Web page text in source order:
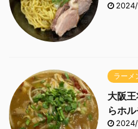
ラーメ
大阪
らホ